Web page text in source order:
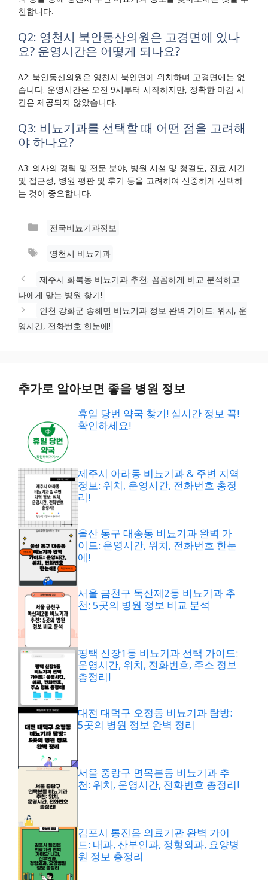
천합니다.
Q2: 영천시 북안동산의원은 고경면에 있나
요? 운영시간은 어떻게 되나요?
A2: 북안동산의원은 영천시 북안면에 위치하며 고경면에는 없
습니다. 운영시간은 오전 9시부터 시작하지만, 정확한 마감 시
간은 제공되지 않았습니다.
Q3: 비뇨기과를 선택할 때 어떤 점을 고려해
야 하나요?
A3: 의사의 경력 및 전문 분야, 병원 시설 및 청결도, 진료 시간
및 접근성, 병원 평판 및 후기 등을 고려하여 신중하게 선택하
는 것이 중요합니다.
카
고
전국비뇨기과정보
태
영천시 비뇨기과
제주시 화북동 비뇨기과 추천: 꼼꼼하게 비교 분석하고
나에게 맞는 병원 찾기!
인천 강화군 송해면 비뇨기과 정보 완벽 가이드: 위치, 운
영시간, 전화번호 한눈에!
추가로 알아보면 좋을 병원 정보
휴일 당번 약국 찾기! 실시간 정보 꼭!
확인하세요!
제주시 아라동 비뇨기과 & 주변 지역
정보: 위치, 운영시간, 전화번호 총정
리!
울산 동구 대송동 비뇨기과 완벽 가
이드: 운영시간, 위치, 전화번호 한눈
에!
서울 금천구 독산제2동 비뇨기과 추
천: 5곳의 병원 정보 비교 분석
평택 신장1동 비뇨기과 선택 가이드:
운영시간, 위치, 전화번호, 주소 정보
총정리!
대전 대덕구 오정동 비뇨기과 탐방:
5곳의 병원 정보 완벽 정리
서울 중랑구 면목본동 비뇨기과 추
천: 위치, 운영시간, 전화번호 총정리!
김포시 통진읍 의료기관 완벽 가이
드: 내과, 산부인과, 정형외과, 요양병
원 정보 총정리